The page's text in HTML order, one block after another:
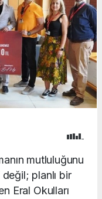
mutluluğunu
değil; planlı bir
Eral Okulları